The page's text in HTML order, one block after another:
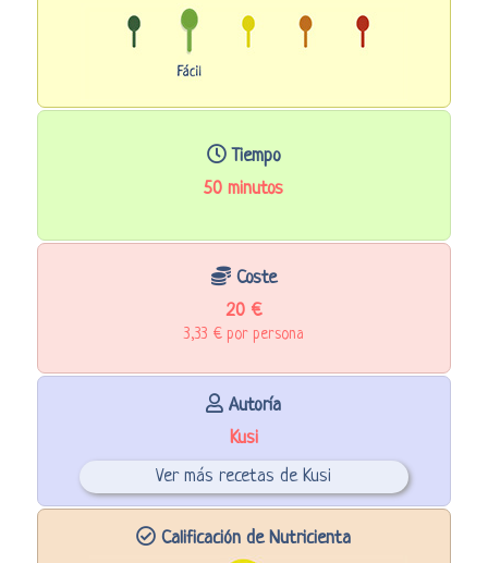
Tiempo
50 minutos
Coste
20 €
3,33 € por persona
Autoría
Kusi
Ver más recetas de Kusi
Calificación de Nutricienta